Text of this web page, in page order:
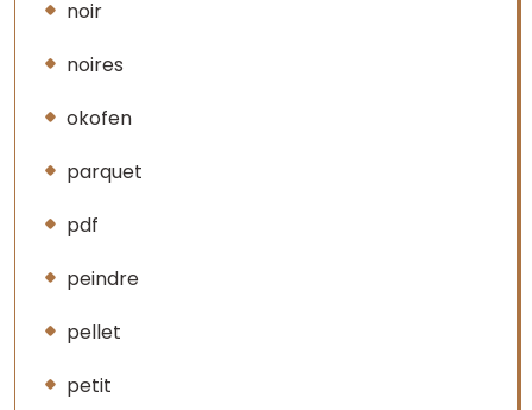
noir
noires
okofen
parquet
pdf
peindre
pellet
petit